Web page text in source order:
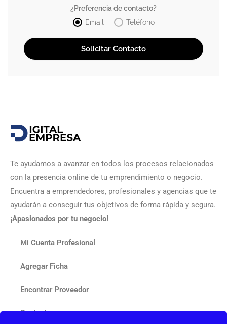
¿Preferencia de contacto?
Email
Teléfono
Te ayudamos a avanzar en todos los procesos relacionados
con la presencia online de tu emprendimiento o negocio.
Encuentra a emprendedores, profesionales y agencias que te
ayudarán a conseguir tus objetivos de forma rápida y segura.
¡Apasionados por tu negocio!
Mi Cuenta Profesional
Agregar Ficha
Encontrar Proveedor
Contactar